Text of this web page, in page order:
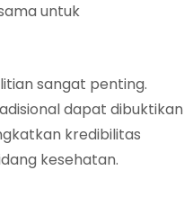
untuk
sangat penting.
dapat dibuktikan
kredibilitas
kesehatan.